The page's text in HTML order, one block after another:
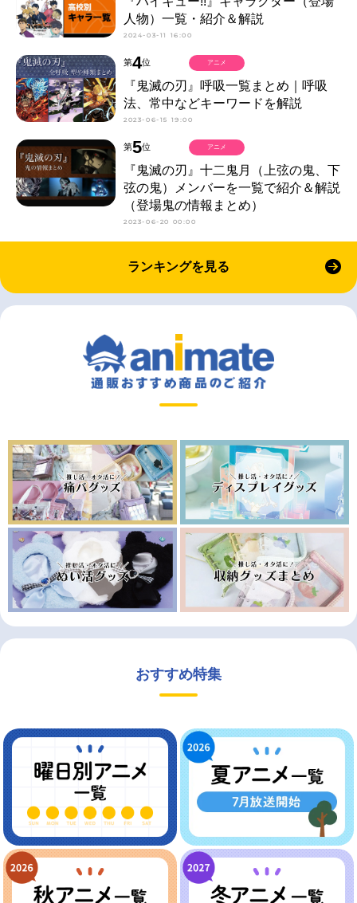
人物）一覧・紹介＆解説
2024-03-11 16:00
第4位
『鬼滅の刃』呼吸一覧まとめ｜呼吸
法、常中などキーワードを解説
2023-06-15 19:00
アニメ
第5位
『鬼滅の刃』十二鬼月（上弦の鬼、下
弦の鬼）メンバーを一覧で紹介＆解説
（登場鬼の情報まとめ）
2023-06-20 00:00
アニメ
ランキングを見る
おすすめ特集